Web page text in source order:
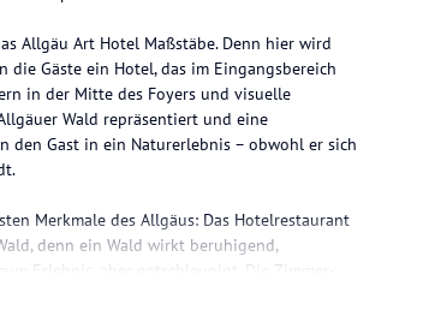
Allgäu Art Hotel Maßstäbe. Denn hier wird
Gäste ein Hotel, das im Eingangsbereich
in der Mitte des Foyers und visuelle
Wald repräsentiert und eine
den Gast in ein Naturerlebnis – obwohl er sich
Merkmale des Allgäus: Das Hotelrestaurant
denn ein Wald wirkt beruhigend,
Erlebnis, aber entschleunigt. Die Zimmer-
Seenlandschaft“. Auf dem Dach befindet